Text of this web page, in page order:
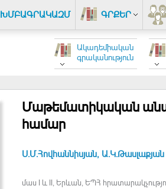
ԽՄԲԱԳՐԱԿԱԶՄ ԳՐՔԵՐ
Ակադեմիական
գրականություն
Մաթեմատիկական
համար
Ս.Մ.Հովհաննիսյան, Ա.Կ.Թասլաքյան
մաս I և II, Երևան, ԵՊՀ